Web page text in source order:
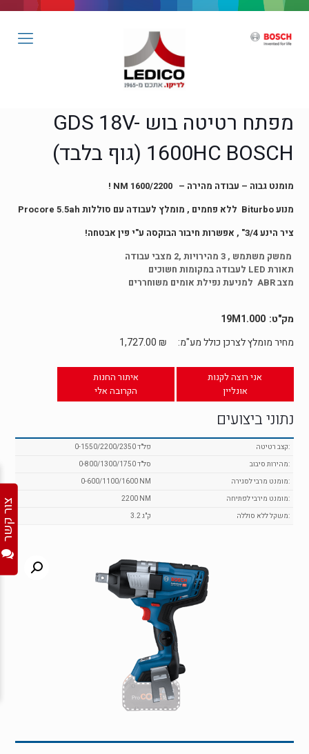
מפתח רטיטה בוש GDS 18V-
1600HC BOSCH (גוף בלבד)
מומנט גבוה – עבודה מהירה – 1600/2200 NM !
מנוע Biturbo ללא פחמים , מומלץ לעבודה עם סוללות Procore 5.5ah
ציר הינע 3/4" , אפשרות חיבור הבוקסה ע"י פין אבטחה!
ממשק משתמש , 3 מהירויות ,2 מצבי עבודה
תאורת LED לעבודה במקומות חשוכים
מצב ABR למניעת נפילת אומים משוחררים
19M1.000
מחיר מומלץ לצרכן כולל מע"מ:
1,727.00 ₪
אני רוצה לקנות
אונליין
איתור החנות
הקרובה אלי
נתוני ביצועים
0-1550/2200/2350 פל"ד
:קצב רטיטה
0-800/1300/1750 סל"ד
:מהירות סיבוב
0-600/1100/1600 NM
:מומנט מרבי לסגירה
2200 NM
:מומנט מירבי לפתיחה
3.2 ק"ג
:משקל ללא סוללה